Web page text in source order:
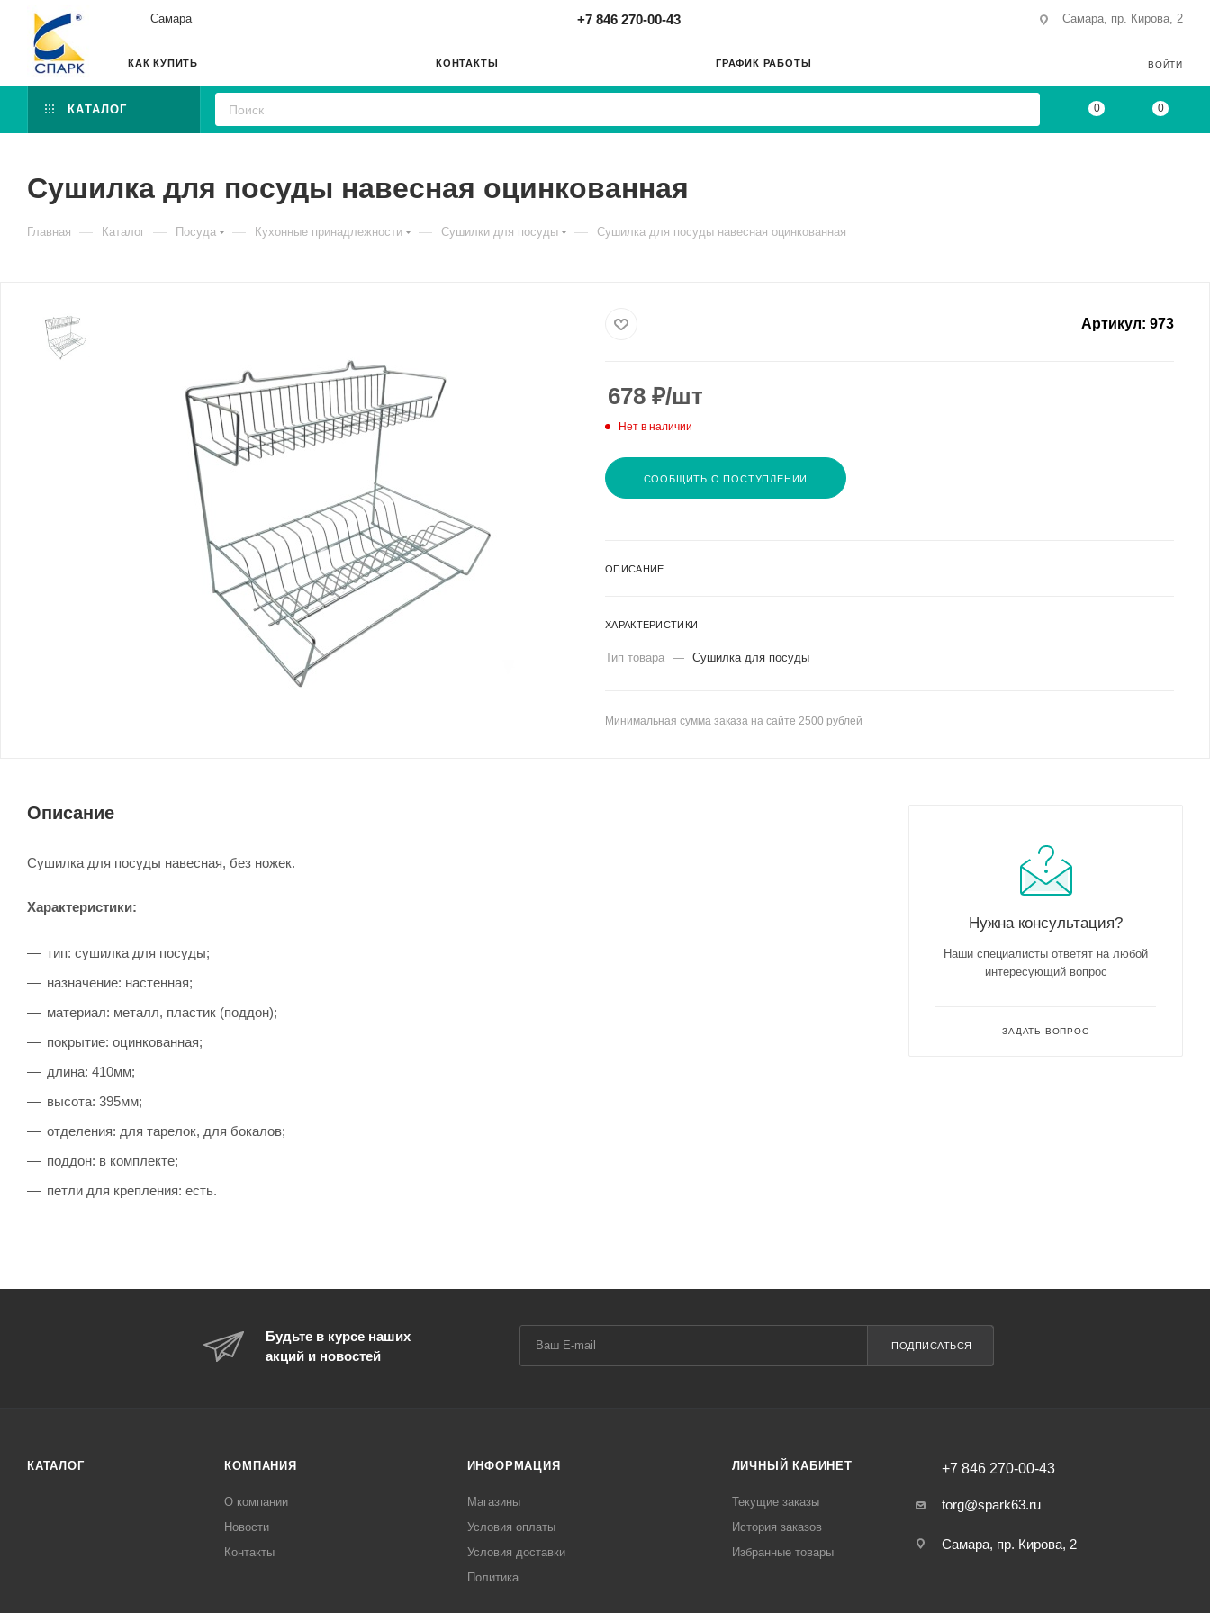
Самара +7 846 270-00-43 Самара, пр. Кирова, 2
КАК КУПИТЬ КОНТАКТЫ ГРАФИК РАБОТЫ ВОЙТИ
КАТАЛОГ 0 0
Сушилка для посуды навесная оцинкованная
Главная — Каталог — Посуда — Кухонные принадлежности — Сушилки для посуды — Сушилка для посуды навесная оцинкованная
Артикул: 973
678 ₽/шт
Нет в наличии
СООБЩИТЬ О ПОСТУПЛЕНИИ
ОПИСАНИЕ
ХАРАКТЕРИСТИКИ
Тип товара — Сушилка для посуды
Минимальная сумма заказа на сайте 2500 рублей
Описание
Сушилка для посуды навесная, без ножек.
Характеристики:
тип: сушилка для посуды;
назначение: настенная;
материал: металл, пластик (поддон);
покрытие: оцинкованная;
длина: 410мм;
высота: 395мм;
отделения: для тарелок, для бокалов;
поддон: в комплекте;
петли для крепления: есть.
Нужна консультация?
Наши специалисты ответят на любой
интересующий вопрос
ЗАДАТЬ ВОПРОС
Будьте в курсе наших
акций и новостей
ПОДПИСАТЬСЯ
КАТАЛОГ КОМПАНИЯ
О компании
Новости
Контакты
ИНФОРМАЦИЯ
Магазины
Условия оплаты
Условия доставки
Политика
ЛИЧНЫЙ КАБИНЕТ
Текущие заказы
История заказов
Избранные товары
+7 846 270-00-43
torg@spark63.ru
Самара, пр. Кирова, 2